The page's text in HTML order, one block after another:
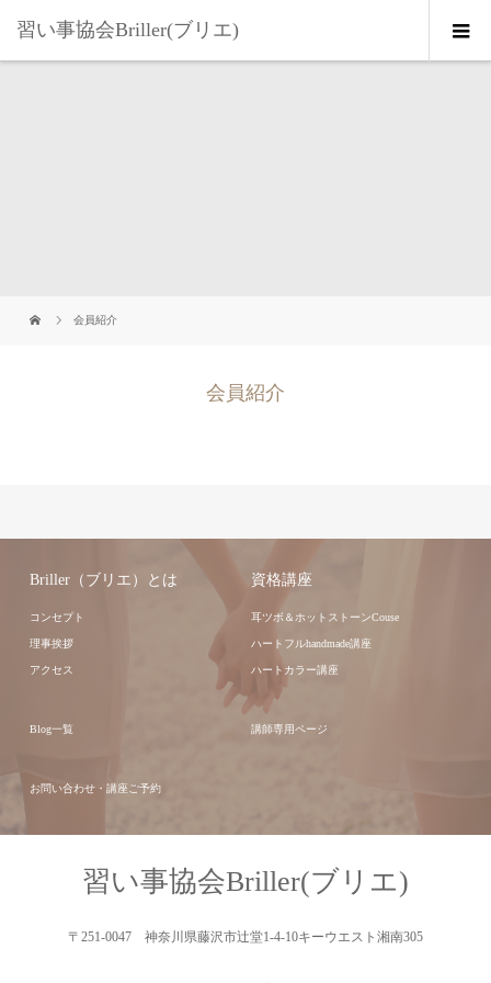
習い事協会Briller(ブリエ)
会員紹介
会員紹介
Briller（ブリエ）とは
コンセプト
理事挨拶
アクセス
資格講座
耳ツボ＆ホットストーンCouse
ハートフルhandmade講座
ハートカラー講座
Blog一覧 講師専用ページ
お問い合わせ・講座ご予約
習い事協会Briller(ブリエ)
〒251-0047 神奈川県藤沢市辻堂1-4-10キーウエスト湘南305